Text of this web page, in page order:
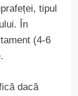
tipul
În
(4-6
dacă